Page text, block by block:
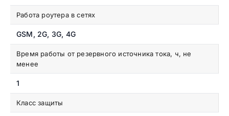
Работа роутера в сетях
GSM, 2G, 3G, 4G
Время работы от резервного источника тока, ч, не
менее
1
Класс защиты